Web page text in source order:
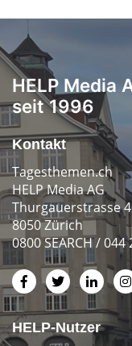
HELP Media
seit 1996
Kontakt
Tagesthemen.ch
HELP Media AG
Thurgauerstrasse
8050 Zürich
0800 SEARCH / 044
HELP-Nutzer